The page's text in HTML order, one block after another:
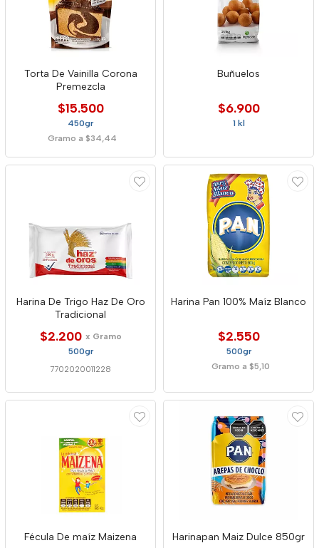
Torta De Vainilla Corona
Premezcla
$15.500
450gr
Gramo a $34,44
Buñuelos
$6.900
1 kl
Harina De Trigo Haz De Oro
Tradicional
$2.200 x Gramo
500gr
7702020011228
Harina Pan 100% Maíz Blanco
$2.550
500gr
Gramo a $5,10
Fécula De maíz Maizena Harinapan Maiz Dulce 850gr